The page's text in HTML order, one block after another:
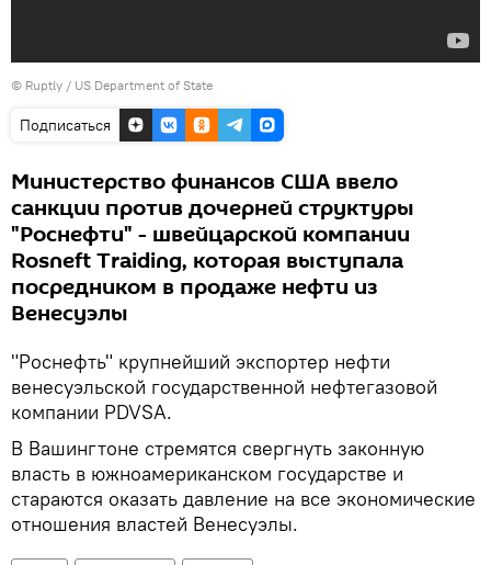
© Ruptly / US Department of State
Подписаться
Министерство финансов США ввело
санкции против дочерней структуры
"Роснефти" - швейцарской компании
Rosneft Traiding, которая выступала
посредником в продаже нефти из
Венесуэлы
"Роснефть" крупнейший экспортер нефти
венесуэльской государственной нефтегазовой
компании PDVSA.
В Вашингтоне стремятся свергнуть законную
власть в южноамериканском государстве и
стараются оказать давление на все экономические
отношения властей Венесуэлы.